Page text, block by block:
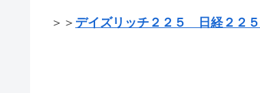
＞＞ デイズリッチ２２５ 日経２２